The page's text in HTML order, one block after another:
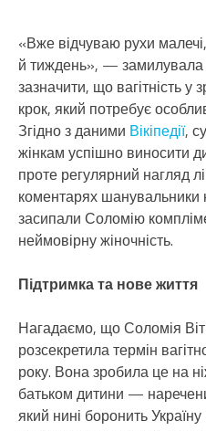
«Вже відчуваю рухи
й тиждень», — замилувала
зазначити, що вагітність
крок, який потребує
Згідно з даними Вікіпедії,
жінкам успішно виносити
проте регулярний нагляд
коментарях шанувальники
засипали Соломію
неймовірну жіночність.
Підтримка та нове життя
Нагадаємо, що Соломія
розсекретила термін
року. Вона зробила це на
батьком дитини —
який нині боронить